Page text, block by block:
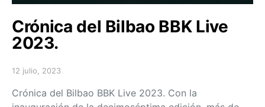
Crónica del Bilbao BBK Live
2023.
Posted on
12 julio, 2023
Crónica del Bilbao BBK Live 2023. Con la